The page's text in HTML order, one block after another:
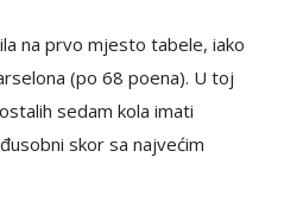
na prvo mjesto tabele, iako
(po 68 poena). U toj
sedam kola imati
skor sa najvećim